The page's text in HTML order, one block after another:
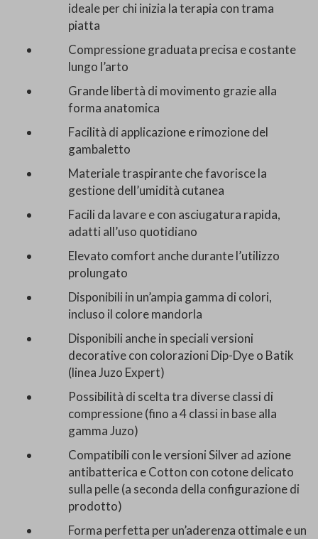
ideale per chi inizia la terapia con trama
piatta
Compressione graduata precisa e costante
lungo l’arto
Grande libertà di movimento grazie alla
forma anatomica
Facilità di applicazione e rimozione del
gambaletto
Materiale traspirante che favorisce la
gestione dell’umidità cutanea
Facili da lavare e con asciugatura rapida,
adatti all’uso quotidiano
Elevato comfort anche durante l’utilizzo
prolungato
Disponibili in un’ampia gamma di colori,
incluso il colore mandorla
Disponibili anche in speciali versioni
decorative con colorazioni Dip-Dye o Batik
(linea Juzo Expert)
Possibilità di scelta tra diverse classi di
compressione (fino a 4 classi in base alla
gamma Juzo)
Compatibili con le versioni Silver ad azione
antibatterica e Cotton con cotone delicato
sulla pelle (a seconda della configurazione di
prodotto)
Forma perfetta per un’aderenza ottimale e un